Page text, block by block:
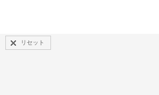
リセット